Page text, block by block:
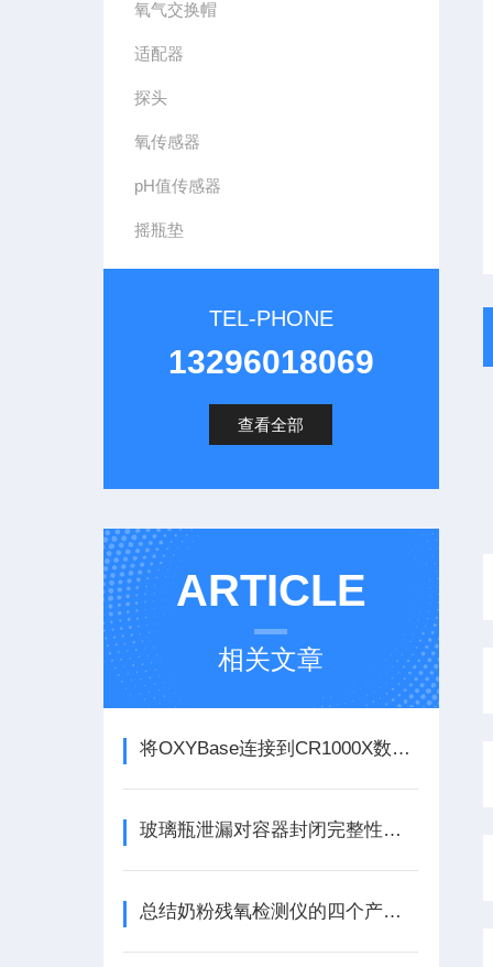
氧气交换帽
适配器
探头
氧传感器
pH值传感器
摇瓶垫
TEL-PHONE
13296018069
查看全部
ARTICLE
相关文章
将OXYBase连接到CR1000X数据记录仪- 荧光法残氧仪探头
玻璃瓶泄漏对容器封闭完整性测试的影响：不同激光打孔微孔几何形状的影响
总结奶粉残氧检测仪的四个产品特点